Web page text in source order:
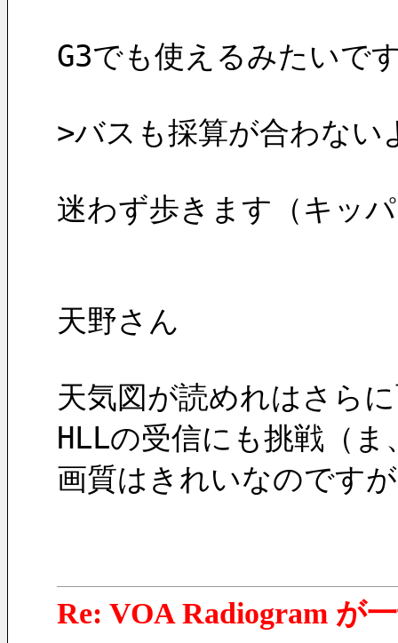
G3でも使えるみたいで
>バスも採算が合わない
迷わず歩きます（キッ
天野さん
天気図が読めれはさら
HLLの受信にも挑戦（
画質はきれいなのです
Re: VOA Radiogram が